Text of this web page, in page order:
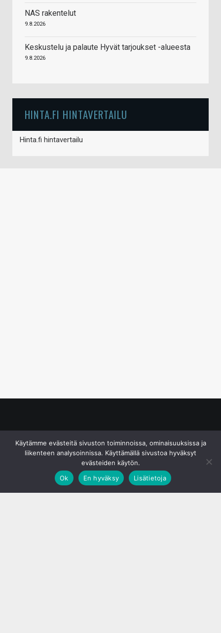
NAS rakentelut
9.8.2026
Keskustelu ja palaute Hyvät tarjoukset -alueesta
9.8.2026
HINTA.FI HINTAVERTAILU
Hinta.fi hintavertailu
Käytämme evästeitä sivuston toiminnoissa, ominaisuuksissa ja
liikenteen analysoinnissa. Käyttämällä sivustoa hyväksyt
evästeiden käytön.
Ok
En hyväksy Lisätietoja